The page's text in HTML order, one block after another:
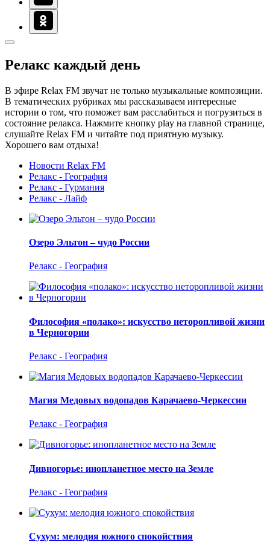
Релакс каждый день
В эфире Relax FM звучат не только музыкальные композиции.
В тематических рубриках мы рассказываем интересные
истории о том, что поможет вам расслабиться и погрузиться в
состояние релакса. Нажмите кнопку play на главной странице,
слушайте Relax FM и читайте под приятную музыку.
Хорошего вам отдыха!
Новости Relax FM
Релакс - География
Релакс - Гурмания
Релакс - Лайф
Озеро Эльтон – чудо России
Релакс - География
Философия «полако»: искусство неторопливой жизни
в Черногории
Релакс - География
Магия Медовых водопадов Карачаево-Черкессии
Релакс - География
Дивногорье: инопланетное место на Земле
Релакс - География
Сухум: мелодия южного спокойствия